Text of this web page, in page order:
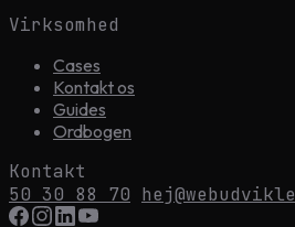
Virksomhed
Cases
Kontakt os
Guides
Ordbogen
Kontakt
50 30 88 70